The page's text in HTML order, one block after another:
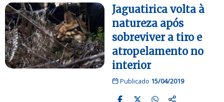
Jaguatirica volta à
natureza após
sobreviver a tiro e
atropelamento no
interior
Publicado 15/04/2019